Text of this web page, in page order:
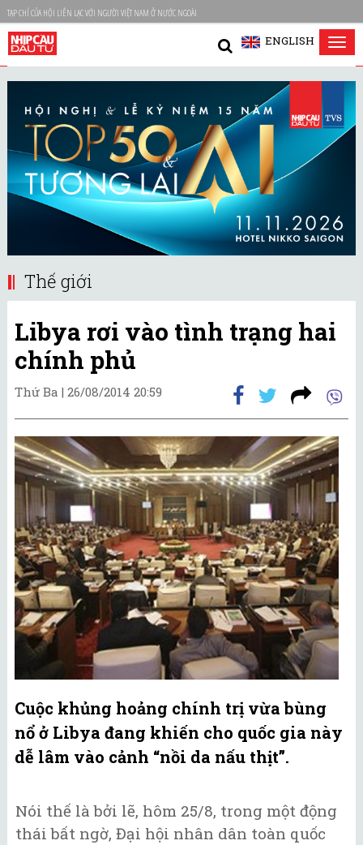
TẠP CHÍ CỦA HỘI LIÊN LẠC VỚI NGƯỜI VIỆT NAM Ở NƯỚC NGOÀI
ENGLISH
Thế giới
Libya rơi vào tình trạng hai
chính phủ
Thứ Ba | 26/08/2014 20:59
Cuộc khủng hoảng chính trị vừa bùng
nổ ở Libya đang khiến cho quốc gia này
dễ lâm vào cảnh “nồi da nấu thịt”.
Nói thế là bởi lẽ, hôm 25/8, trong một động
thái bất ngờ, Đại hội nhân dân toàn quốc